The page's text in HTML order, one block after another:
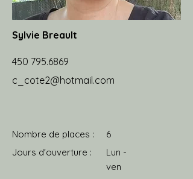
Sylvie Breault
450 795.6869
c_cote2@hotmail.com
Nombre de places :
Jours d'ouverture :
6
Lun -
ven